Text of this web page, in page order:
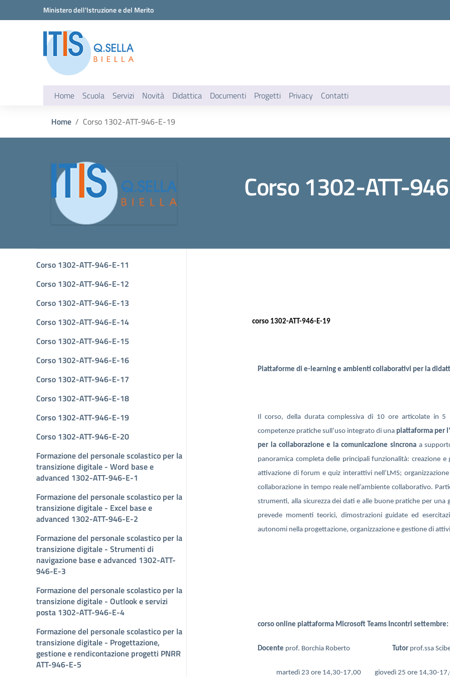
Vai ai contenuti
Vai al menu di navigazioneMinistero dell'Istruzione e del Merito
Home Scuola Servizi Novità Didattica Documenti Progetti Privacy Contatti
Home Corso 1302-ATT-946-E-19
Corso 1302-ATT-
Corso 1302-ATT-946-E-11
Corso 1302-ATT-946-E-12
Corso 1302-ATT-946-E-13
Corso 1302-ATT-946-E-14
Corso 1302-ATT-946-E-15
Corso 1302-ATT-946-E-16
Corso 1302-ATT-946-E-17
Corso 1302-ATT-946-E-18
Corso 1302-ATT-946-E-19
Corso 1302-ATT-946-E-20
Formazione del personale scolastico per la
transizione digitale - Word base e
advanced 1302-ATT-946-E-1
Formazione del personale scolastico per la
transizione digitale - Excel base e
advanced 1302-ATT-946-E-2
Formazione del personale scolastico per la
transizione digitale - Strumenti di
navigazione base e advanced 1302-ATT-
946-E-3
Formazione del personale scolastico per la
transizione digitale - Outlook e servizi
posta 1302-ATT-946-E-4
Formazione del personale scolastico per la
transizione digitale - Progettazione,
gestione e rendicontazione progetti PNRR
ATT-946-E-5
corso 1302-ATT-946-E-19
Piattaforme di e-learning e ambienti collaborativi per la
Il corso, della durata complessiva di 10 ore articolate in
competenze pratiche sull’uso integrato di una piattaforma per
per la collaborazione e la comunicazione sincrona a
panoramica completa delle principali funzionalità: creazione
attivazione di forum e quiz interattivi nell’LMS;
collaborazione in tempo reale nell’ambiente collaborativo.
strumenti, alla sicurezza dei dati e alle buone pratiche per
prevede momenti teorici, dimostrazioni guidate ed
autonomi nella progettazione, organizzazione e gestione di
corso online piattaforma Microsoft Teams Incontri settembre:
Docente prof. Borchia Roberto Tutor prof.ssa
martedì 23 ore 14,30-17,00 giovedì 25 ore